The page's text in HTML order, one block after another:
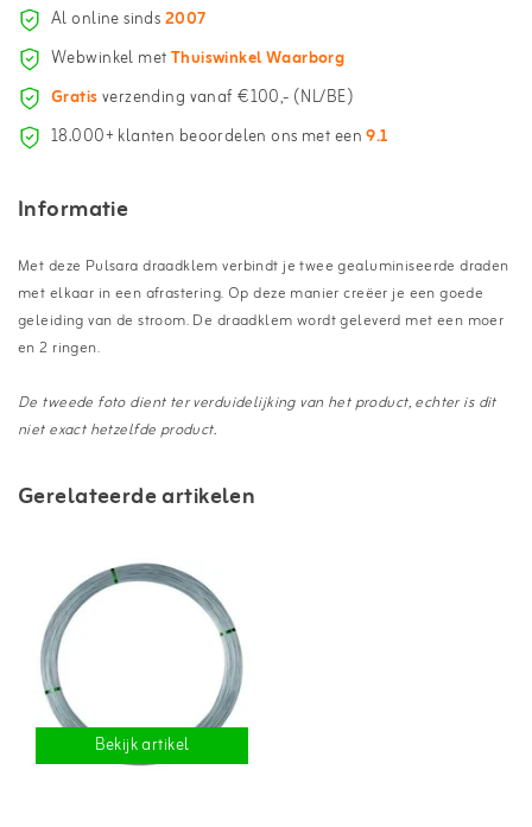
Al online sinds2007
Webwinkel metThuiswinkel Waarborg
Gratisverzending vanaf €100,- (NL/BE)
18.000+ klanten beoordelen ons met een9.1
Informatie
Met deze Pulsara draadklem verbindt je twee gealuminiseerde draden
met elkaar in een afrastering. Op deze manier creëer je een goede
geleiding van de stroom. De draadklem wordt geleverd met een moer
en 2 ringen.
De tweede foto dient ter verduidelijking van het product, echter is dit
niet exact hetzelfde product.
Gerelateerde artikelen
Bekijk artikel